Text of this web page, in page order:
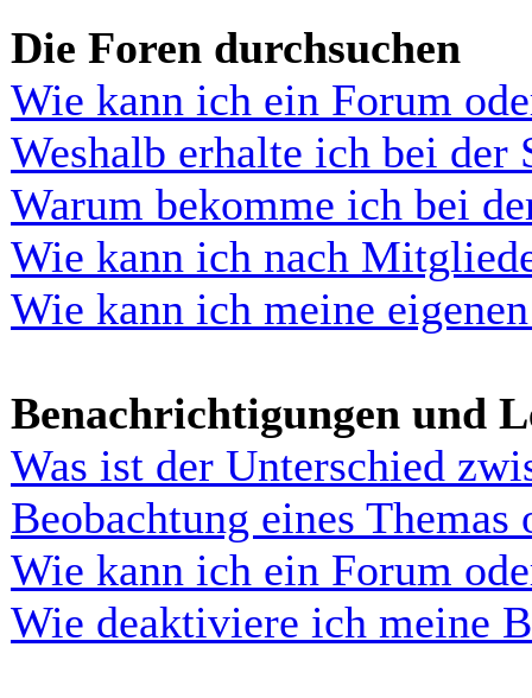
Die Foren durchsuchen
Wie kann ich ein Forum
Weshalb erhalte ich bei der
Warum bekomme ich bei
Wie kann ich nach
Wie kann ich meine
Benachrichtigungen und
Was ist der Unterschied
Beobachtung eines Themas
Wie kann ich ein Forum
Wie deaktiviere ich meine